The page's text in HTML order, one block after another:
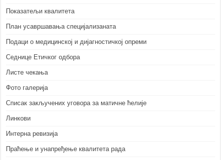
Показатељи квалитета
План усавршавања специјализаната
Подаци о медицинској и дијагностичкој опреми
Седнице Етичког одбора
Листе чекања
Фото галерија
Списак закључених уговора за матичне ћелије
Линкови
Интерна ревизија
Праћење и унапређење квалитета рада